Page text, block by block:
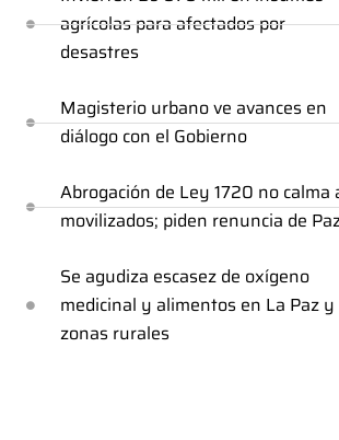
agrícolas para afectados por
desastres
Magisterio urbano ve avances en
diálogo con el Gobierno
Abrogación de Ley 1720 no calma
movilizados; piden renuncia de
Se agudiza escasez de oxígeno
medicinal y alimentos en La Paz y
zonas rurales